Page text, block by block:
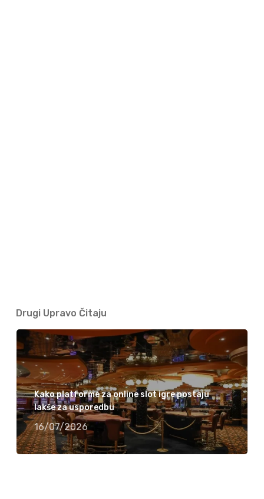
Drugi Upravo Čitaju
Kako platforme za online slot igre postaju
lakše za usporedbu
16/07/2026